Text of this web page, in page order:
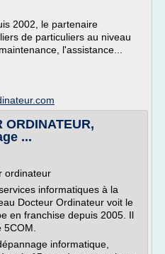
2002, le partenaire
de particuliers au niveau
l'assistance...
ORDINATEUR,
...
ordinateur
informatiques à la
Docteur Ordinateur voit le
en franchise depuis 2005. Il
informatique,